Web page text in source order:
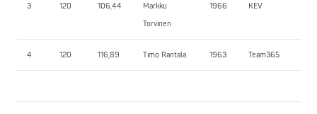
3 120 106,44
Markku
Torvinen
1966 KEV
4 120 116,89 Timo Rantala 1963 Team365